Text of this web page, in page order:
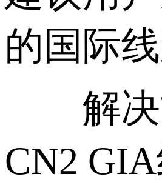
的国际
解决方
CN2